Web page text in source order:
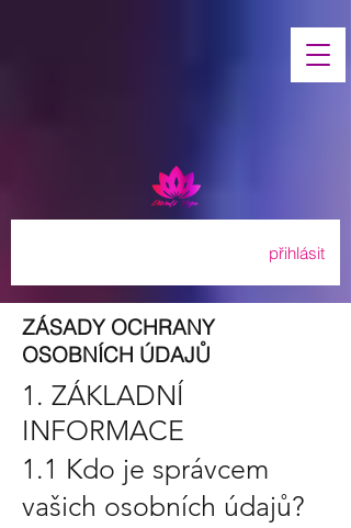
přihlásit
ZÁSADY OCHRANY
OSOBNÍCH ÚDAJŮ
1. ZÁKLADNÍ
INFORMACE
1.1 Kdo je správcem
vašich osobních údajů?